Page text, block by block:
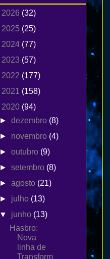
2026 (32)
2025 (25)
2024 (77)
2023 (57)
2022 (177)
2021 (158)
2020 (94)
►dezembro (8)
► novembro (4)
►outubro (9)
►setembro (8)
►agosto (21)
► julho (13)
▼ junho (13)
Hasbro:
Nova
linha de
Transform